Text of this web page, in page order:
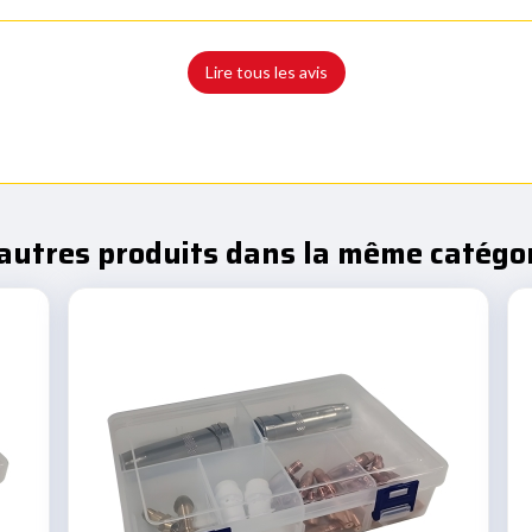
Lire tous les avis
produits dans la même